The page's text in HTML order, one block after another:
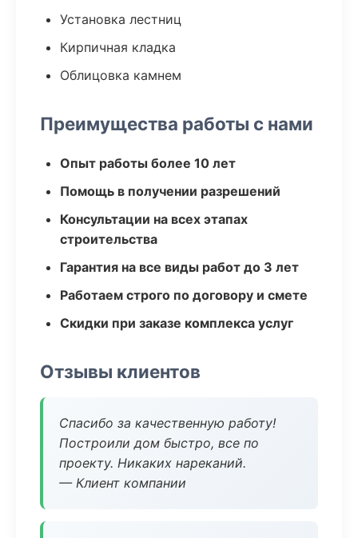
Установка лестниц
Кирпичная кладка
Облицовка камнем
Преимущества работы с нами
Опыт работы более 10 лет
Помощь в получении разрешений
Консультации на всех этапах
строительства
Гарантия на все виды работ до 3 лет
Работаем строго по договору и смете
Скидки при заказе комплекса услуг
Отзывы клиентов
Спасибо за качественную работу!
Построили дом быстро, все по
проекту. Никаких нареканий.
— Клиент компании